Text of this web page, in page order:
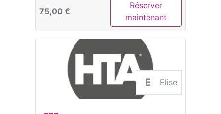
75,00 €
Réserver
maintenant
E Elise